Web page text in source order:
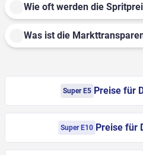
Wie oft werden die
Was ist die
Super E5 Preise für
Super E10 Preise für